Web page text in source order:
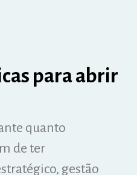
para abrir
quanto
de ter
gestão